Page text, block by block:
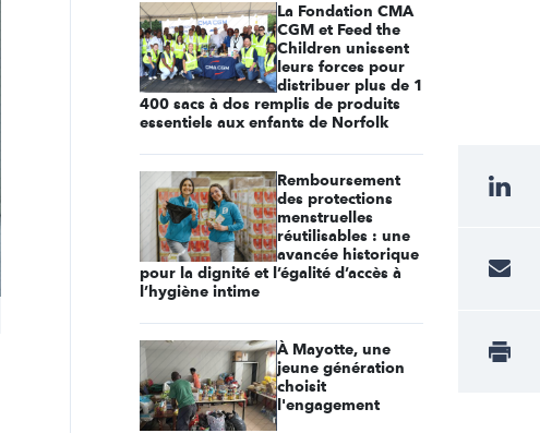
La Fondation CMA
CGM et Feed the
Children unissent
leurs forces pour
distribuer plus de 1
400 sacs à dos remplis de produits
essentiels aux enfants de Norfolk
Remboursement
des protections
menstruelles
réutilisables : une
avancée historique
pour la dignité et l’égalité d’accès à
l’hygiène intime
À Mayotte, une
jeune génération
choisit
l'engagement